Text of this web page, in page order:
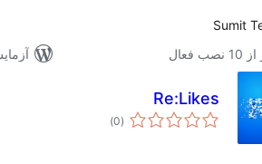
Sumit
فعال
Re:Likes
(0 مجموع
امتیازها
)